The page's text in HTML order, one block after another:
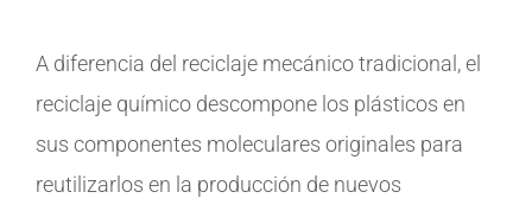
A diferencia del reciclaje mecánico tradicional, el
reciclaje químico descompone los plásticos en
sus componentes moleculares originales para
reutilizarlos en la producción de nuevos